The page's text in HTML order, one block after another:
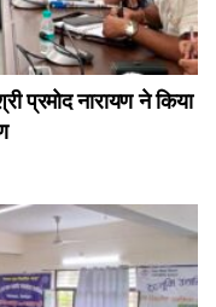
प्रमोद नारायण ने किया